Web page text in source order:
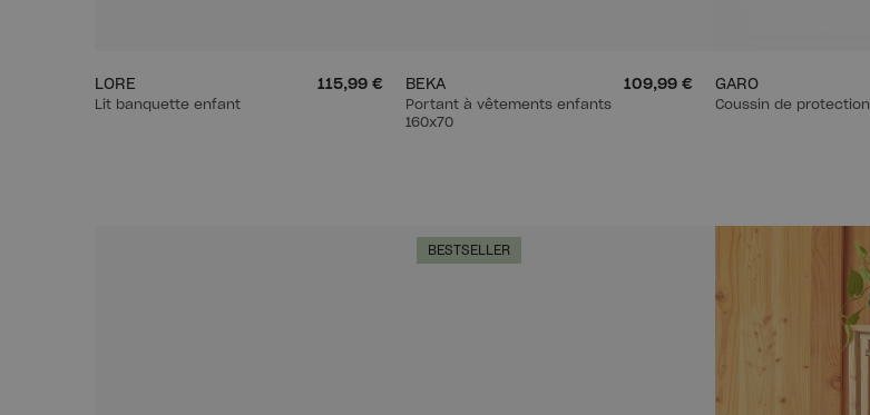
LORE
Lit banquette enfant
115,99 € BEKA
Portant à vêtements enfants
160x70
109,99 € GARO
Coussin de protection
BESTSELLER